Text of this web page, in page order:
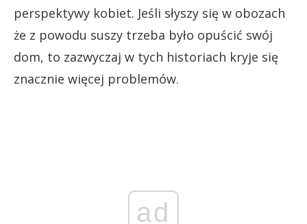
perspektywy kobiet. Jeśli słyszy się w obozach
że z powodu suszy trzeba było opuścić swój
dom, to zazwyczaj w tych historiach kryje się
znacznie więcej problemów.
ad